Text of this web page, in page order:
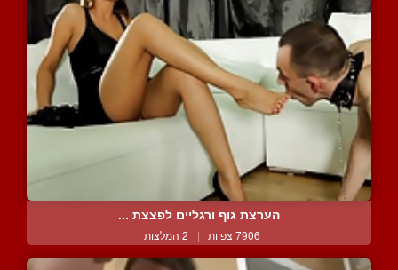
הערצת גוף ורגליים לפצצת ...
7906 צפיות | 2 המלצות